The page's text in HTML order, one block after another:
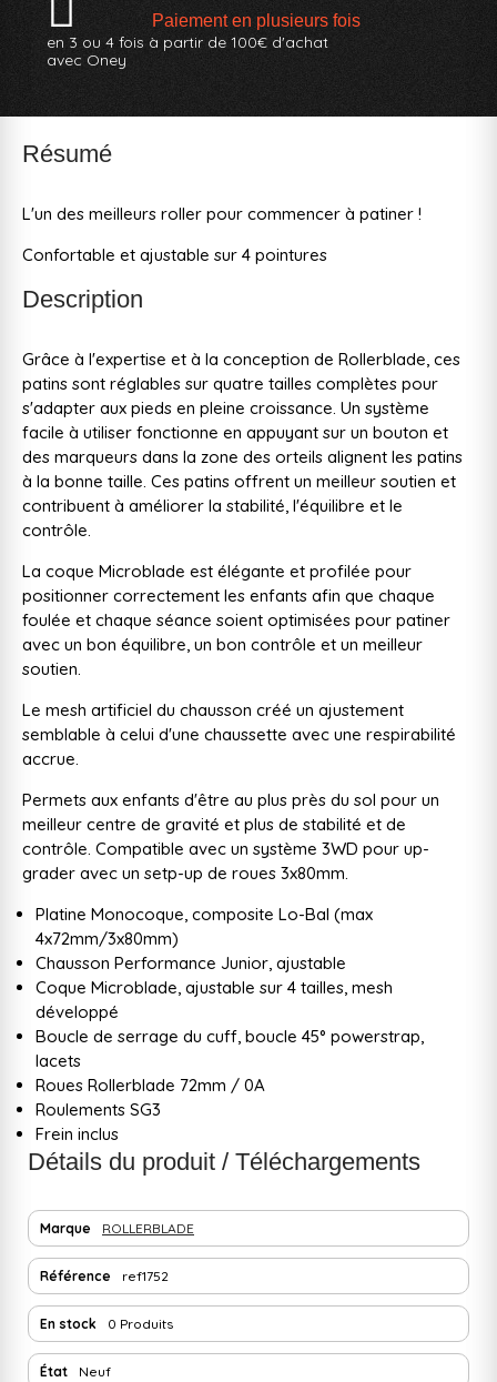
Paiement en plusieurs fois
en 3 ou 4 fois à partir de 100€ d'achat
avec Oney
Résumé
L'un des meilleurs roller pour commencer à patiner !
Confortable et ajustable sur 4 pointures
Description
Grâce à l'expertise et à la conception de Rollerblade, ces
patins sont réglables sur quatre tailles complètes pour
s'adapter aux pieds en pleine croissance. Un système
facile à utiliser fonctionne en appuyant sur un bouton et
des marqueurs dans la zone des orteils alignent les patins
à la bonne taille. Ces patins offrent un meilleur soutien et
contribuent à améliorer la stabilité, l'équilibre et le
contrôle.
La coque Microblade est élégante et profilée pour
positionner correctement les enfants afin que chaque
foulée et chaque séance soient optimisées pour patiner
avec un bon équilibre, un bon contrôle et un meilleur
soutien.
Le mesh artificiel du chausson créé un ajustement
semblable à celui d'une chaussette avec une respirabilité
accrue.
Permets aux enfants d'être au plus près du sol pour un
meilleur centre de gravité et plus de stabilité et de
contrôle. Compatible avec un système 3WD pour up-
grader avec un setp-up de roues 3x80mm.
Platine Monocoque, composite Lo-Bal (max
4x72mm/3x80mm)
Chausson Performance Junior, ajustable
Coque Microblade, ajustable sur 4 tailles, mesh
développé
Boucle de serrage du cuff, boucle 45° powerstrap,
lacets
Roues Rollerblade 72mm / 0A
Roulements SG3
Frein inclus
Détails du produit / Téléchargements
Marque ROLLERBLADE
Référence ref1752
En stock 0 Produits
État Neuf